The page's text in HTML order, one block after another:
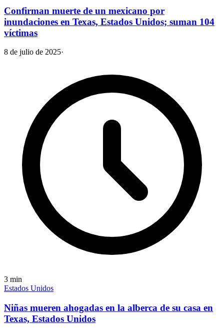
Confirman muerte de un mexicano por
inundaciones en Texas, Estados Unidos; suman 104
víctimas
8 de julio de 2025·
3 min
Estados Unidos
Niñas mueren ahogadas en la alberca de su casa en
Texas, Estados Unidos